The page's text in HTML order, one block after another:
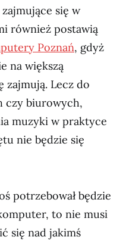
się w
również postawią
Poznań, gdyż
na większą
zajmują. Lecz do
czy biurowych,
muzyki w praktyce
nie będzie się
potrzebował będzie
to nie musi
się nad jakimś